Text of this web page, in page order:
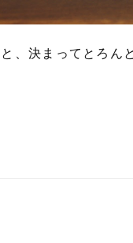
、決まってとろん